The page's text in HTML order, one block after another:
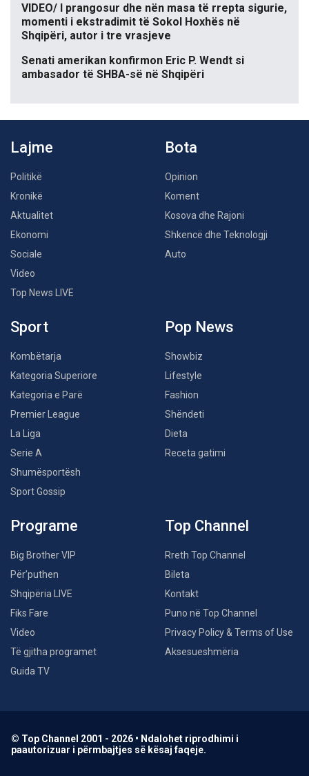
VIDEO/ I prangosur dhe nën masa të rrepta sigurie,
momenti i ekstradimit të Sokol Hoxhës në
Shqipëri, autor i tre vrasjeve
Senati amerikan konfirmon Eric P. Wendt si
ambasador të SHBA-së në Shqipëri
Lajme
Politikë
Kronikë
Aktualitet
Ekonomi
Sociale
Video
Top News LIVE
Bota
Opinion
Koment
Kosova dhe Rajoni
Shkencë dhe Teknologji
Auto
Sport
Kombëtarja
Kategoria Superiore
Kategoria e Parë
Premier League
La Liga
Serie A
Shumësportësh
Sport Gossip
Pop News
Showbiz
Lifestyle
Fashion
Shëndeti
Dieta
Receta gatimi
Programe
Big Brother VIP
Për’puthen
Shqipëria LIVE
Fiks Fare
Video
Të gjitha programet
Guida TV
Top Channel
Rreth Top Channel
Bileta
Kontakt
Puno në Top Channel
Privacy Policy & Terms of Use
Aksesueshmëria
© Top Channel 2001 - 2026 • Ndalohet riprodhimi i
paautorizuar i përmbajtjes së kësaj faqeje.